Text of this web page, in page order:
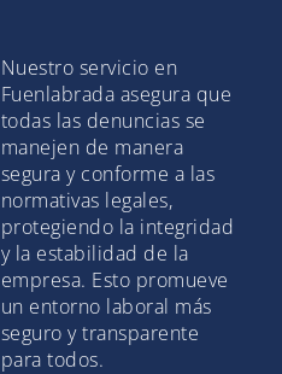
Nuestro servicio en
Fuenlabrada asegura que
todas las denuncias se
manejen de manera
segura y conforme a las
normativas legales,
protegiendo la integridad
y la estabilidad de la
empresa. Esto promueve
un entorno laboral más
seguro y transparente
para todos.